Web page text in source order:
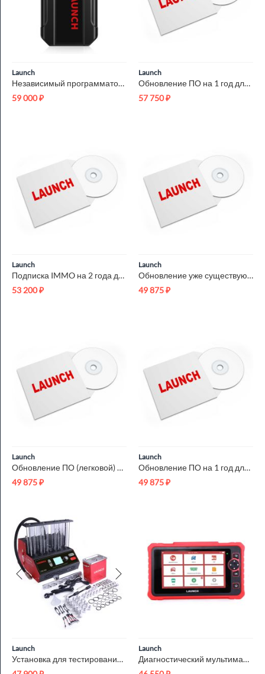
Launch
Независимый программатор ЭБУ Launch X431 ECU&TCU Programmer L...
59 000₽
Launch
Обновление ПО на 1 год для Launch X431 PAD5 Link HD Launch LN...
57 750₽
Launch
Подписка IMMO на 2 года для сканеров Launch X431 LNC-195
53 200₽
Launch
Обновление уже существующего ПО (грузовой) на 1 год только дл...
49 875₽
Launch
Обновление ПО (легковой) на 1 год для Launch X431 PADIII/PADV...
49 875₽
Launch
Обновление ПО на 1 год для Launch X431 IMMO PRO Launch LNC-207
49 875₽
Launch
Установка для тестирования и очистки форсунок Launch CNC-604 ...
Launch
Диагностический мультимарочный сканер Launch CRP359 LNC-122